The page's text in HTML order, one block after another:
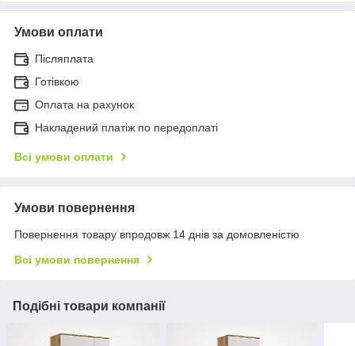
Умови оплати
Післяплата
Готівкою
Оплата на рахунок
Накладений платіж по передоплаті
Всі умови оплати
Умови повернення
Повернення товару впродовж 14 днів за домовленістю
Всі умови повернення
Подібні товари компанії